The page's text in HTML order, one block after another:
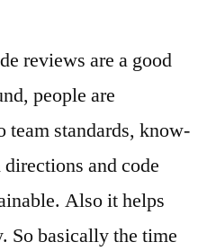
reviews are a good
people are
team standards, know-
and code
Also it helps
So basically the time